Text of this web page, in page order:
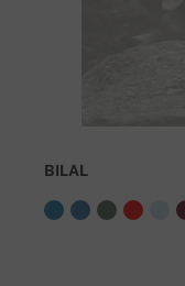
BILAL